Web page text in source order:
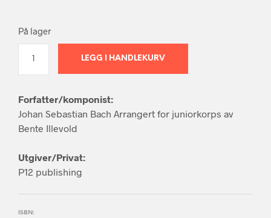
På lager
LEGG I HANDLEKURV
Forfatter/komponist:
Johan Sebastian Bach Arrangert for juniorkorps av
Bente Illevold
Utgiver/Privat:
P12 publishing
ISBN: